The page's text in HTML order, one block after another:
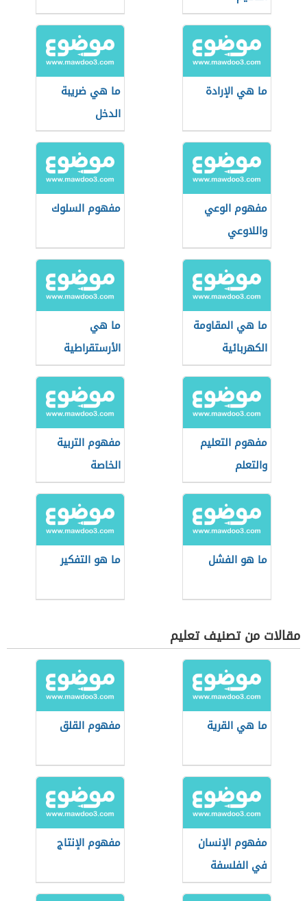
ما هي الإرادة
ما هي ضريبة
الدخل
مفهوم الوعي
واللاوعي
مفهوم السلوك
ما هي المقاومة
الكهربائية
ما هي
الأرستقراطية
مفهوم التعليم
والتعلم
مفهوم التربية
الخاصة
ما هو الفشل ما هو التفكير
مقالات من تصنيف تعليم
ما هي القرية مفهوم القلق
مفهوم الإنسان
في الفلسفة
مفهوم الإنتاج